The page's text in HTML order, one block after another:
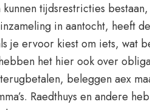
tijdsrestricties
in aantocht, heeft
je ervoor kiest om iets, wat
het hier ook over
beleggen aex
Raedthuys en andere